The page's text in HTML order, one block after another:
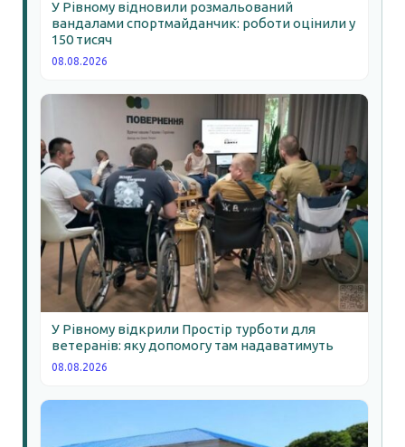
У Рівному відновили розмальований
вандалами спортмайданчик: роботи оцінили у
150 тисяч
08.08.2026
У Рівному відкрили Простір турботи для
ветеранів: яку допомогу там надаватимуть
08.08.2026